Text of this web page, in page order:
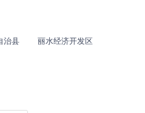
治县 丽水经济开发区